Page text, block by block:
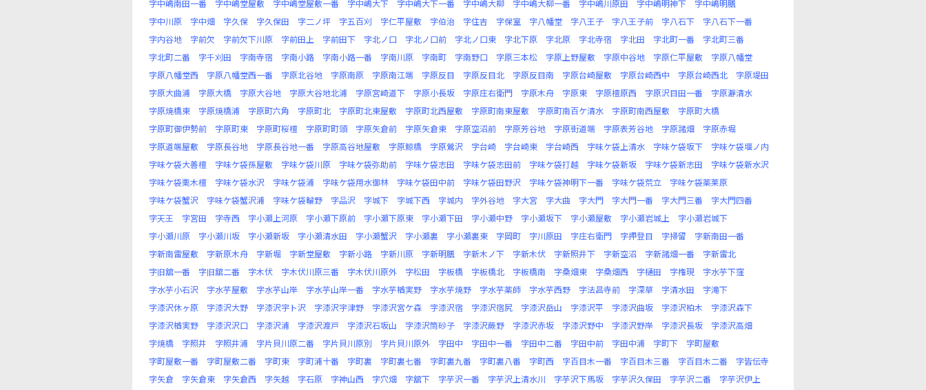
字中嶋南田一番
字中嶋堂屋敷 字中嶋堂屋敷一番 字中嶋大下 字中嶋大下一番 字中嶋大柳 字中嶋大柳一番 字中嶋川原田 字中嶋明神下
字中嶋明膳
字中川原
字中畑 字久保 字久保田 字二ノ坪 字五百刈 字仁平屋敷 字伯治 字住吉 字保室 字八幡堂 字八王子 字八王子前 字八石下
字八石下一番
字内谷地
字前欠 字前欠下川原 字前田上 字前田下 字北ノ口 字北ノ口前 字北ノ口東 字北下原 字北原 字北寺宿 字北田 字北町一番
字北町三番
字北町二番
字千刈田 字南寺宿 字南小路 字南小路一番 字南川原 字南町 字南野口 字原三本松 字原上野屋敷 字原中谷地 字原仁平屋敷
字原八幡堂
字原八幡堂西
字原八幡堂西一番 字原北谷地 字原南原 字原南江端 字原反目 字原反目北 字原反目南 字原台崎屋敷 字原台崎西中 字原台崎西北
字原堤田
字原大曲浦
字原大橋 字原大谷地 字原大谷地北浦 字原宮崎道下 字原小長坂 字原庄右衛門 字原木舟 字原東 字原檀原西 字原沢目田一番
字原瀞清水
字原焼橋東
字原焼橋浦 字原町六角 字原町北 字原町北東屋敷 字原町北西屋敷 字原町南東屋敷 字原町南百ケ清水 字原町南西屋敷
字原町大橋
字原町御伊勢前
字原町東 字原町桜檀 字原町町頭 字原矢倉前 字原矢倉東 字原空沼前 字原芳谷地 字原街道端 字原表芳谷地 字原諸畑
字原赤堀
字原道端屋敷
字原長谷地 字原長谷地一番 字原高谷地屋敷 字原鯨橋 字原鶯沢 字台崎 字台崎東 字台崎西 字味ケ袋上清水 字味ケ袋坂下
字味ケ袋堰ノ内
字味ケ袋大善檀
字味ケ袋孫屋敷 字味ケ袋川原 字味ケ袋弥助前 字味ケ袋志田 字味ケ袋志田前 字味ケ袋打越 字味ケ袋新坂 字味ケ袋新志田
字味ケ袋新水沢
字味ケ袋栗木檀
字味ケ袋水沢 字味ケ袋浦 字味ケ袋用水御林 字味ケ袋田中前 字味ケ袋田野沢 字味ケ袋神明下一番 字味ケ袋荒立
字味ケ袋薬莱原
字味ケ袋蟹沢
字味ケ袋蟹沢浦 字味ケ袋輪野 字品沢 字城下 字城下西 字城内 字外谷地 字大宮 字大曲 字大門 字大門一番 字大門三番
字大門四番
字天王
字宮田 字寺西 字小瀬上河原 字小瀬下原前 字小瀬下原東 字小瀬下田 字小瀬中野 字小瀬坂下 字小瀬屋敷 字小瀬岩城上
字小瀬岩城下
字小瀬川原
字小瀬川坂 字小瀬新坂 字小瀬清水田 字小瀬蟹沢 字小瀬裏 字小瀬裏東 字岡町 字川原田 字庄右衛門 字押登目 字掃留
字新南田一番
字新南雷屋敷
字新原木舟 字新堀 字新堂屋敷 字新小路 字新川原 字新明膳 字新木ノ下 字新木伏 字新照井下 字新空沼 字新諸畑一番
字新雷北
字旧舘一番
字旧舘二番 字木伏 字木伏川原三番 字木伏川原外 字松田 字板橋 字板橋北 字板橋南 字桑畑東 字桑畑西 字樋田 字権現
字水芋下窪
字水芋小石沢
字水芋屋敷 字水芋山岸 字水芋山岸一番 字水芋楢実野 字水芋焼野 字水芋薬師 字水芋西野 字法昌寺前 字深草 字清水田
字滝下
字漆沢休ヶ原
字漆沢大野 字漆沢宇ト沢 字漆沢宇津野 字漆沢宮ケ森 字漆沢宿 字漆沢宿尻 字漆沢岳山 字漆沢平 字漆沢曲坂 字漆沢柏木
字漆沢森下
字漆沢楢実野
字漆沢沢口 字漆沢浦 字漆沢渡戸 字漆沢石坂山 字漆沢筒砂子 字漆沢蕨野 字漆沢赤坂 字漆沢野中 字漆沢野岸 字漆沢長坂
字漆沢高畑
字焼橋
字照井 字照井浦 字片貝川原二番 字片貝川原別 字片貝川原外 字田中 字田中一番 字田中二番 字田中前 字田中浦 字町下
字町屋敷
字町屋敷一番
字町屋敷二番 字町東 字町浦十番 字町裏 字町裏七番 字町裏九番 字町裏八番 字町西 字百目木一番 字百目木三番 字百目木二番
字皆伝寺
字矢倉
字矢倉東 字矢倉西 字矢越 字石原 字神山西 字穴畑 字舘下 字芋沢一番 字芋沢上清水川 字芋沢下馬坂 字芋沢久保田 字芋沢二番
字芋沢伊上